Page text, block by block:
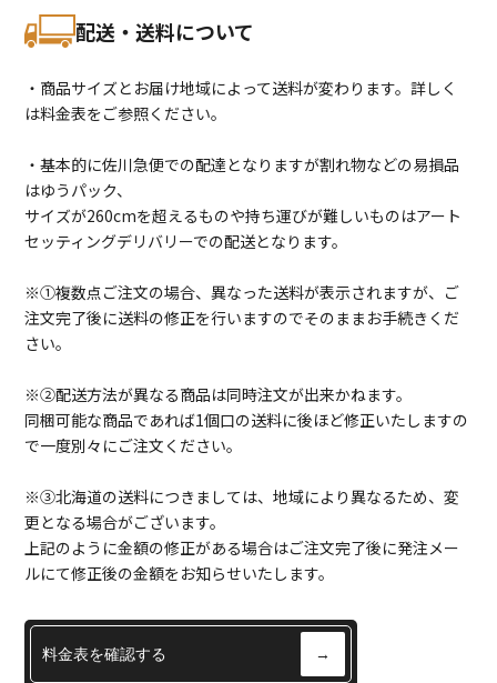
配送・送料について
・商品サイズとお届け地域によって送料が変わります。詳しく
は料金表をご参照ください。
・基本的に佐川急便での配達となりますが割れ物などの易損品
はゆうパック、
サイズが260cmを超えるものや持ち運びが難しいものはアート
セッティングデリバリーでの配送となります。
※①複数点ご注文の場合、異なった送料が表示されますが、ご
注文完了後に送料の修正を行いますのでそのままお手続きくだ
さい。
※②配送方法が異なる商品は同時注文が出来かねます。
同梱可能な商品であれば1個口の送料に後ほど修正いたしますの
で一度別々にご注文ください。
※③北海道の送料につきましては、地域により異なるため、変
更となる場合がございます。
上記のように金額の修正がある場合はご注文完了後に発注メー
ルにて修正後の金額をお知らせいたします。
料金表を確認する →